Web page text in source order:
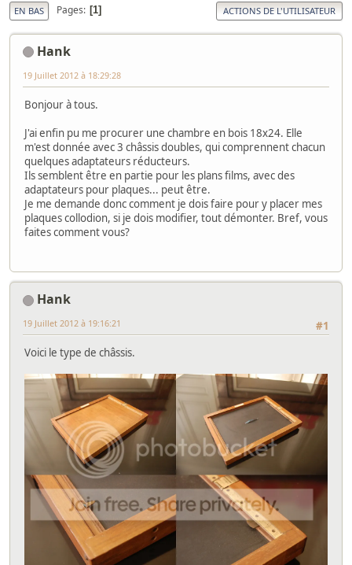
EN BAS Pages 1 ACTIONS DE L'UTILISATEUR
Hank
19 Juillet 2012 à 18:29:28
Bonjour à tous.
J'ai enfin pu me procurer une chambre en bois 18x24. Elle
m'est donnée avec 3 châssis doubles, qui comprennent chacun
quelques adaptateurs réducteurs.
Ils semblent être en partie pour les plans films, avec des
adaptateurs pour plaques... peut être.
Je me demande donc comment je dois faire pour y placer mes
plaques collodion, si je dois modifier, tout démonter. Bref, vous
faites comment vous?
Hank
#1
19 Juillet 2012 à 19:16:21
Voici le type de châssis.